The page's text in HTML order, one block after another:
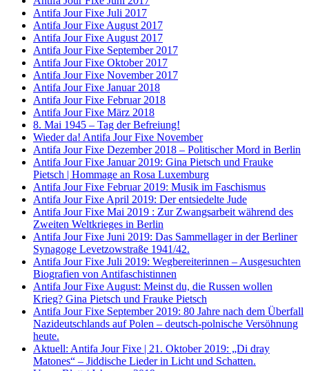
Antifa Jour Fixe Juli 2017
Antifa Jour Fixe August 2017
Antifa Jour Fixe August 2017
Antifa Jour Fixe September 2017
Antifa Jour Fixe Oktober 2017
Antifa Jour Fixe November 2017
Antifa Jour Fixe Januar 2018
Antifa Jour Fixe Februar 2018
Antifa Jour Fixe März 2018
8. Mai 1945 – Tag der Befreiung!
Wieder da! Antifa Jour Fixe November
Antifa Jour Fixe Dezember 2018 – Politischer Mord in Berlin
Antifa Jour Fixe Januar 2019: Gina Pietsch und Frauke
Pietsch | Hommage an Rosa Luxemburg
Antifa Jour Fixe Februar 2019: Musik im Faschismus
Antifa Jour Fixe April 2019: Der entsiedelte Jude
Antifa Jour Fixe Mai 2019 : Zur Zwangsarbeit während des
Zweiten Weltkrieges in Berlin
Antifa Jour Fixe Juni 2019: Das Sammellager in der Berliner
Synagoge Levetzowstraße 1941/42.
Antifa Jour Fixe Juli 2019: Wegbereiterinnen – Ausgesuchten
Biografien von Antifaschistinnen
Antifa Jour Fixe August: Meinst du, die Russen wollen
Krieg? Gina Pietsch und Frauke Pietsch
Antifa Jour Fixe September 2019: 80 Jahre nach dem Überfall
Nazideutschlands auf Polen – deutsch-polnische Versöhnung
heute.
Aktuell: Antifa Jour Fixe | 21. Oktober 2019: „Di dray
Matones“ – Jiddische Lieder in Licht und Schatten.